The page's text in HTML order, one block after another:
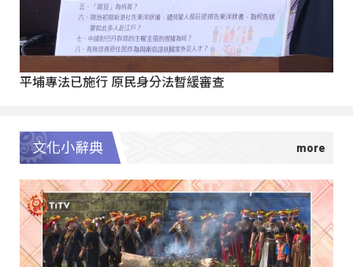
平埔專法已施行 原民身分法暫緩審查
文化小辭典